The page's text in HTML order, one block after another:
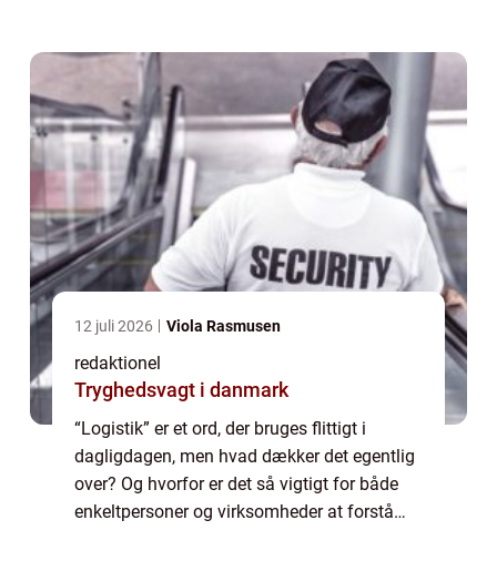
12 juli 2026 Viola Rasmusen
redaktionel
Tryghedsvagt i danmark
“Logistik” er et ord, der bruges flittigt i
dagligdagen, men hvad dækker det egentlig
over? Og hvorfor er det så vigtigt for både
enkeltpersoner og virksomheder at forstå